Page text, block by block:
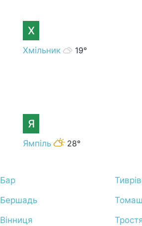
Х
Хмільник 19°
Я
Ямпіль 28°
Бар
Бершадь
Вінниця